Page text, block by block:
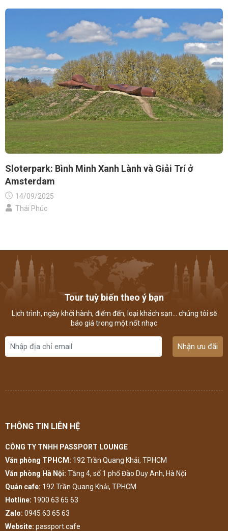
Sloterpark: Bình Minh Xanh Lành và Giải Trí ở
Amsterdam
14/09/2025
Thái Phúc
Tour tuỳ biến theo ý bạn
Lịch trình, ngày khởi hành, điểm đến, loại khách sạn... chúng tôi sẽ
báo giá trong một nốt nhạc
Nhận ưu đãi
THÔNG TIN LIÊN HỆ
CÔNG TY TNHH PASSPORT LOUNGE
Văn phòng TPHCM: 192 Trần Quang Khải, TPHCM
Văn phòng Hà Nội: Tầng 4, số 1 phố Đào Duy Anh, Hà Nội
Quán cafe: 192 Trần Quang Khải, TPHCM
Hotline: 1900 63 65 63
Zalo: 0945 63 65 63
Website: passport.cafe